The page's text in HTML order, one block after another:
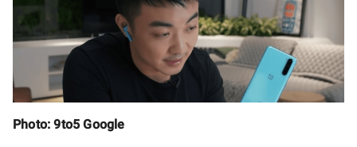
Photo: 9to5 Google